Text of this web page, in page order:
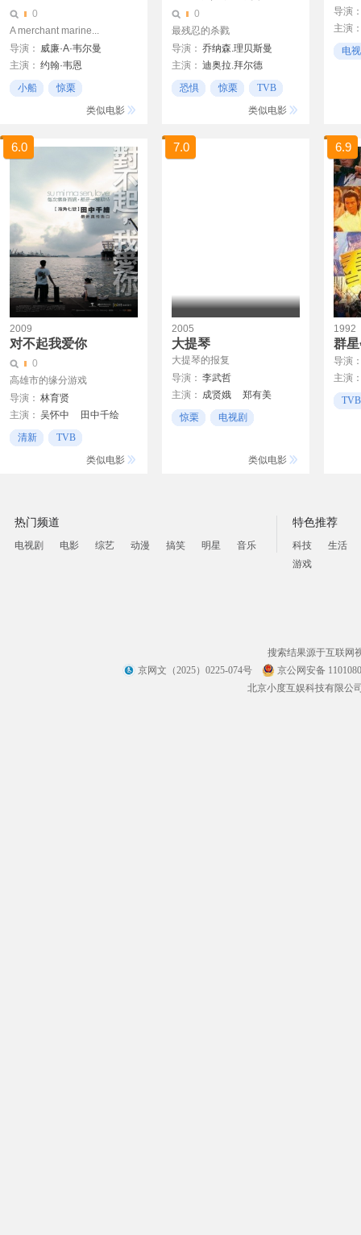
0
A merchant marine...
导演： 威廉·A·韦尔曼
主演： 约翰·韦恩
劳伦·白考尔
小船
惊栗
类似电影
0
最残忍的杀戮
导演： 乔纳森.理贝斯曼
主演： 迪奥拉.拜尔德
马修.波莫
恐惧 惊栗
TVB
类似电影
导演
主演
电
6.0
2009
对不起我爱你
0
高雄市的缘分游戏
导演： 林育贤
主演： 吴怀中
田中千绘
周宇兴
清新
TVB
类似电影
7.0
2005
大提琴
大提琴的报复
导演： 李武哲
主演： 成贤娥
郑有美
Da-an Park
郑柔美
惊栗
电视剧
类似电影
6.9
1992
群
导演
主演
郭富TVB
热门频道
电视剧 电影 综艺 动漫 搞笑 明星 音乐
特色推荐
科技
生活
游戏
搜索结果源于互联网
京网文（2025）0225-074号
京公网安备
北京小度互娱科技有限公